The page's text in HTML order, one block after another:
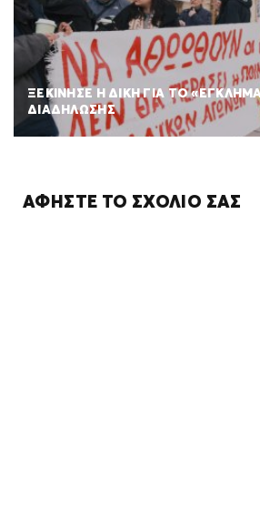
ΞΕΚΙΝΗΣΕ Η ΔΙΚΗ ΓΙΑ ΤΟ
ΔΙΑΔΗΛΩΣΗΣ
ΑΦΉΣΤΕ ΤΟ ΣΧΌΛΙΌ ΣΑΣ